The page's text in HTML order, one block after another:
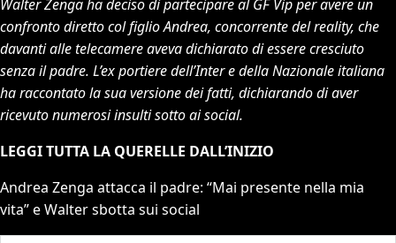
Walter Zenga ha deciso di partecipare al GF Vip per avere un
confronto diretto col figlio Andrea, concorrente del reality, che
davanti alle telecamere aveva dichiarato di essere cresciuto
senza il padre. L’ex portiere dell’Inter e della Nazionale italiana
ha raccontato la sua versione dei fatti, dichiarando di aver
ricevuto numerosi insulti sotto ai social.
LEGGI TUTTA LA QUERELLE DALL’INIZIO
Andrea Zenga attacca il padre: “Mai presente nella mia
vita” e Walter sbotta sui social